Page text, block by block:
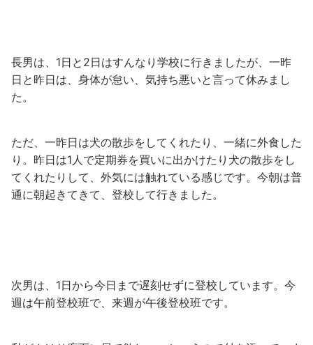
長男は、1日と2日はすんなり学校に行きましたが、一昨
日と昨日は、身体が怠い、気持ち悪いと言って休みまし
た。
ただ、一昨日は犬の散歩をしてくれたり、一緒に外食した
り。昨日は1人で定期券を買いに出かけたり犬の散歩をし
てくれたりして、外気には触れている感じです。今朝は普
通に朝起きてきて、登校して行きました。
次男は、1日から今日まで遅刻せずに登校しています。今
週は午前登校班で、来週が午後登校班です。